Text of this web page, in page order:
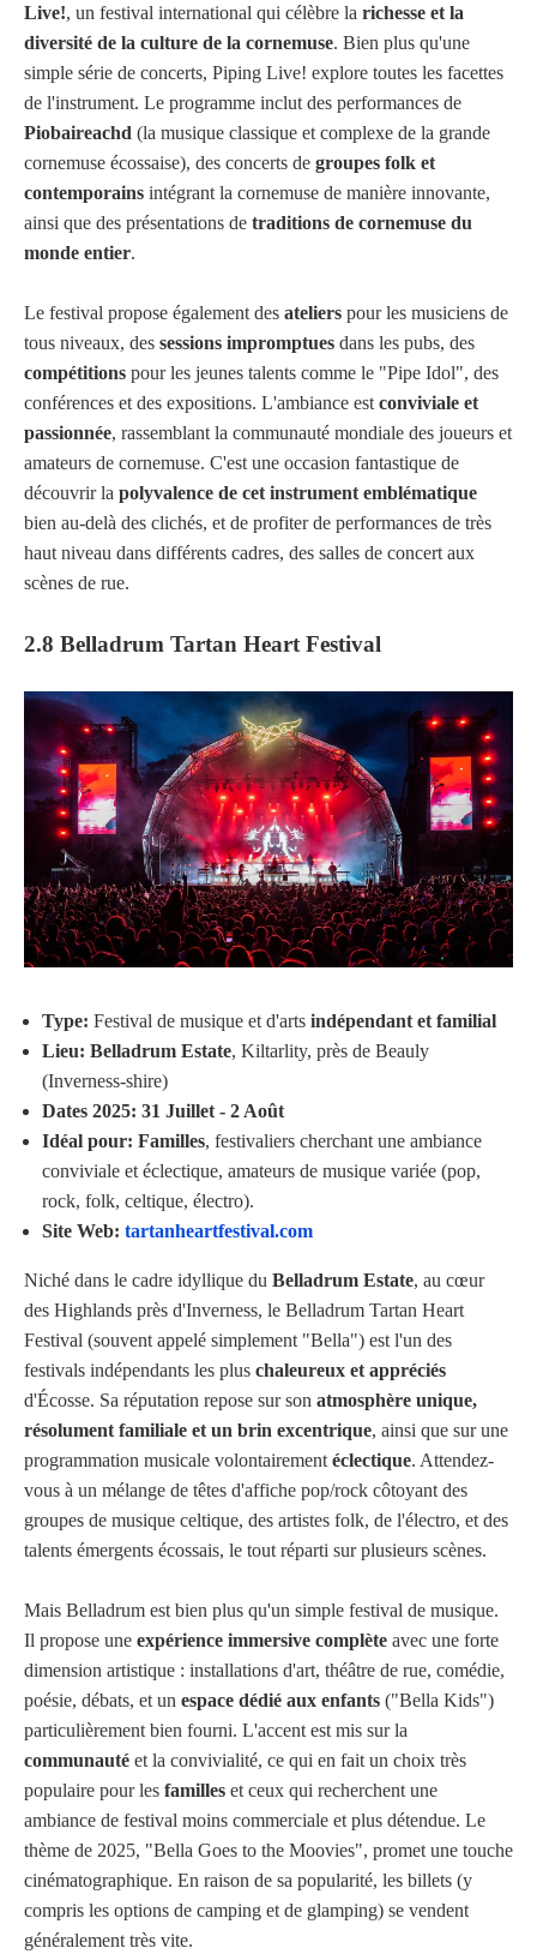
Live!, un festival international qui célèbre la richesse et la
diversité de la culture de la cornemuse. Bien plus qu'une
simple série de concerts, Piping Live! explore toutes les facettes
de l'instrument. Le programme inclut des performances de
Piobaireachd (la musique classique et complexe de la grande
cornemuse écossaise), des concerts de groupes folk et
contemporains intégrant la cornemuse de manière innovante,
ainsi que des présentations de traditions de cornemuse du
monde entier.
Le festival propose également des ateliers pour les musiciens de
tous niveaux, des sessions impromptues dans les pubs, des
compétitions pour les jeunes talents comme le "Pipe Idol", des
conférences et des expositions. L'ambiance estconviviale et
passionnée, rassemblant la communauté mondiale des joueurs et
amateurs de cornemuse. C'est une occasion fantastique de
découvrir la polyvalence de cet instrument emblématique
bien au-delà des clichés, et de profiter de performances de très
haut niveau dans différents cadres, des salles de concert aux
scènes de rue.
2.8 Belladrum Tartan Heart Festival
Type: Festival de musique et d'arts indépendant et familial
Lieu: Belladrum Estate, Kiltarlity, près de Beauly
(Inverness-shire)
Dates 2025: 31 Juillet - 2 Août
Idéal pour: Familles, festivaliers cherchant une ambiance
conviviale et éclectique, amateurs de musique variée (pop,
rock, folk, celtique, électro).
Site Web: tartanheartfestival.com
Niché dans le cadre idyllique du Belladrum Estate, au cœur
des Highlands près d'Inverness, le Belladrum Tartan Heart
Festival (souvent appelé simplement "Bella") est l'un des
festivals indépendants les plus chaleureux et appréciés
d'Écosse. Sa réputation repose sur son atmosphère unique,
résolument familiale et un brin excentrique, ainsi que sur une
programmation musicale volontairement éclectique. Attendez-
vous à un mélange de têtes d'affiche pop/rock côtoyant des
groupes de musique celtique, des artistes folk, de l'électro, et des
talents émergents écossais, le tout réparti sur plusieurs scènes.
Mais Belladrum est bien plus qu'un simple festival de musique.
Il propose une expérience immersive complète avec une forte
dimension artistique : installations d'art, théâtre de rue, comédie,
poésie, débats, et un espace dédié aux enfants ("Bella Kids")
particulièrement bien fourni. L'accent est mis sur la
communauté et la convivialité, ce qui en fait un choix très
populaire pour les familles et ceux qui recherchent une
ambiance de festival moins commerciale et plus détendue. Le
thème de 2025, "Bella Goes to the Moovies", promet une touche
cinématographique. En raison de sa popularité, les billets (y
compris les options de camping et de glamping) se vendent
généralement très vite.